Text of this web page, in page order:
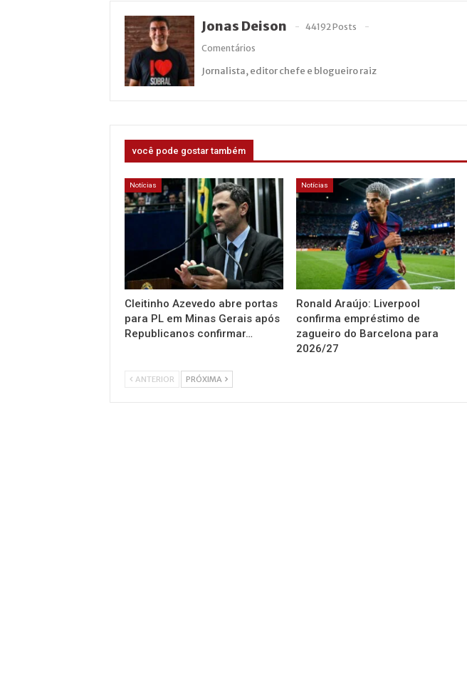
Jonas Deison
44192 Posts
Comentários
Jornalista, editor chefe e blogueiro raiz
você pode gostar também
Notícias
Cleitinho Azevedo abre portas
para PL em Minas Gerais após
Republicanos confirmar…
Notícias
Ronald Araújo: Liverpool
confirma empréstimo de
zagueiro do Barcelona para
2026/27
ANTERIOR PRÓXIMA